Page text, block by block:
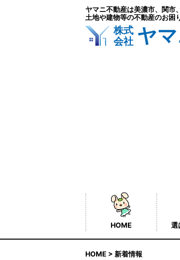
ヤマニ不動産は美濃市、関市
土地や建物等の不動産のお困
株式
会社 ヤ
HOME 選
HOME > 新着情報